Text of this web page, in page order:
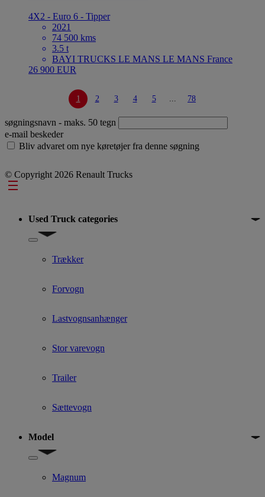
4X2 - Euro 6 - Tipper
2021
74 500 kms
3.5 t
BAYI TRUCKS LE MANS LE MANS France
26 900 EUR
1 2 3 4 5 ... 78
søgningsnavn - maks. 50 tegn
e-mail beskeder
Bliv advaret om nye køretøjer fra denne søgning
© Copyright 2026 Renault Trucks
Footer
Used Truck categories
Show submenu for Used Truck categories
Trækker
Forvogn
Lastvognsanhænger
Stor varevogn
Trailer
Sættevogn
Model
Show submenu for Model
Magnum